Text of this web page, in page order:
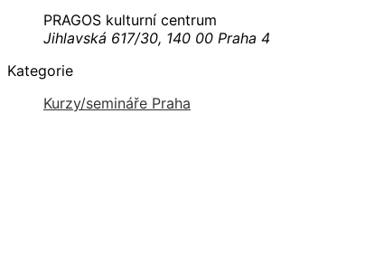
PRAGOS kulturní centrum
Jihlavská 617/30, 140 00 Praha 4
Kategorie
Kurzy/semináře Praha